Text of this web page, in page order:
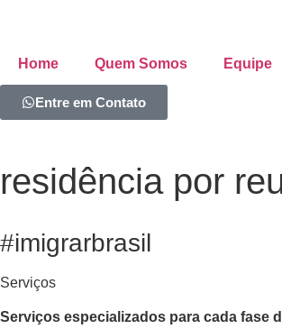
Home Quem Somos Equipe
Entre em Contato
residência por
#imigrarbrasil
Serviços
Serviços especializados para cada fase